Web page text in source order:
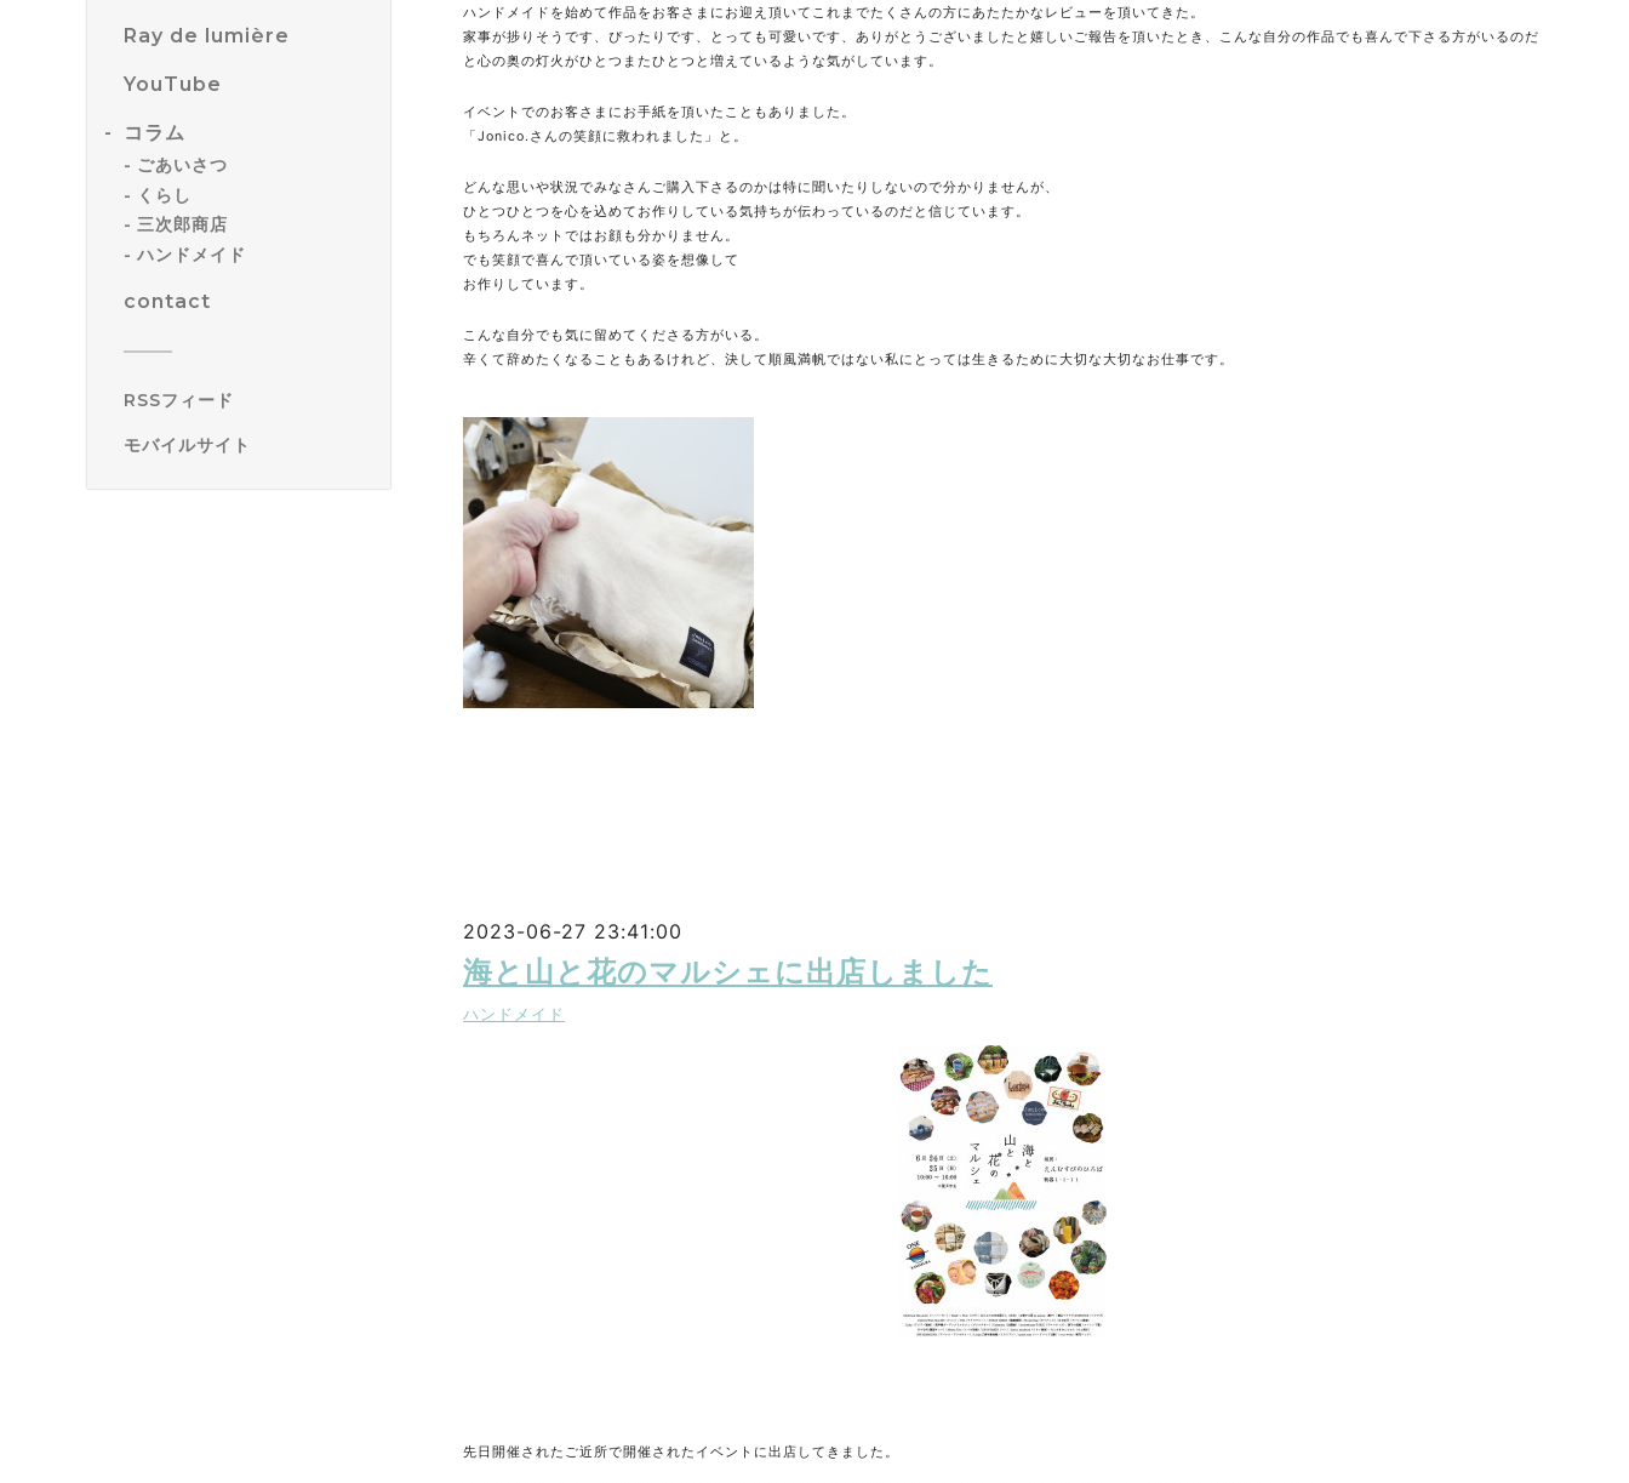
Ray de lumière
YouTube
コラム
ごあいさつ
くらし
三次郎商店
ハンドメイド
contact
RSSフィード
モバイルサイト
ハンドメイドを始めて作品をお客さまにお迎え頂いてこれまでたくさんの方にあたたかなレビューを頂いてきた。
家事が捗りそうです、ぴったりです、とっても可愛いです、ありがとうございましたと嬉しいご報告を頂いたとき、こんな自分の作品でも喜んで下さる方がいるのだ
と心の奥の灯火がひとつまたひとつと増えているような気がしています。
イベントでのお客さまにお手紙を頂いたこともありました。
「Jonico.さんの笑顔に救われました」と。
どんな思いや状況でみなさんご購入下さるのかは特に聞いたりしないので分かりませんが、
ひとつひとつを心を込めてお作りしている気持ちが伝わっているのだと信じています。
もちろんネットではお顔も分かりません。
でも笑顔で喜んで頂いている姿を想像して
お作りしています。
こんな自分でも気に留めてくださる方がいる。
辛くて辞めたくなることもあるけれど、決して順風満帆ではない私にとっては生きるために大切な大切なお仕事です。
2023-06-27 23:41:00
海と山と花のマルシェに出店しました
ハンドメイド
先日開催されたご近所で開催されたイベントに出店してきました。